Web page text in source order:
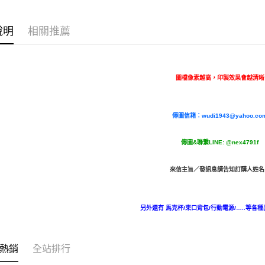
求債權轉
「AFTEE
４．使用
５．嚴禁
明 相關推薦
圖檔像素越高，印製效果會越清晰
傳圖信箱：
傳圖&聯繫LINE: @nex4791f
來信主旨／發訊息請告知訂購人姓名
另外還有 馬克杯/束口背包/行動電源/…..等各種
銷 全站排行